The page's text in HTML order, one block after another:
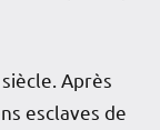
Après
esclaves de